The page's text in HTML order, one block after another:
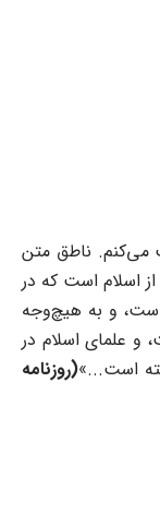
می‌کنم. ناطق متن
اسلام است که در
و به هیچ‌وجه
و علمای اسلام در
است...»(روزنامه